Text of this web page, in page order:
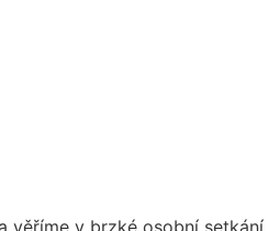
věříme v brzké osobní setkání.